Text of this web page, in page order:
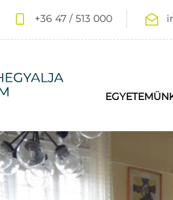
+36 47 / 513 000